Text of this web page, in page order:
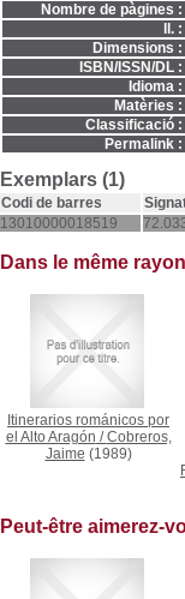
Nombre de pàgines :
ll. :
Dimensions :
ISBN/ISSN/DL :
Idioma :
Matèries :
Classificació :
Permalink :
Exemplars (1)
Codi de barres
13010000018519
Dans le même rayon
Itinerarios románicos por
el Alto Aragón /Cobreros,
Jaime (1989)
Peut-être aimerez-